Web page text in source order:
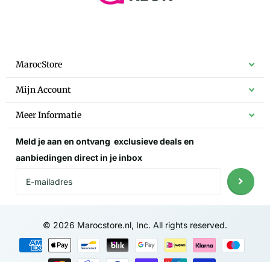
MarocStore
Mijn Account
Meer Informatie
Meld je aan en ontvang exclusieve dealsen
aanbiedingen direct in je inbox
© 2026 Marocstore.nl, Inc. All rights reserved.